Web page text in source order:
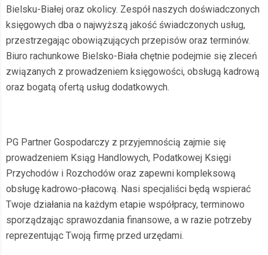
Bielsku-Białej oraz okolicy. Zespół naszych doświadczonych
księgowych dba o najwyższą jakość świadczonych usług,
przestrzegając obowiązujących przepisów oraz terminów.
Biuro rachunkowe Bielsko-Biała chętnie podejmie się zleceń
związanych z prowadzeniem księgowości, obsługą kadrową
oraz bogatą ofertą usług dodatkowych.
PG Partner Gospodarczy z przyjemnością zajmie się
prowadzeniem Ksiąg Handlowych, Podatkowej Księgi
Przychodów i Rozchodów oraz zapewni kompleksową
obsługę kadrowo-płacową. Nasi specjaliści będą wspierać
Twoje działania na każdym etapie współpracy, terminowo
sporządzając sprawozdania finansowe, a w razie potrzeby
reprezentując Twoją firmę przed urzędami.